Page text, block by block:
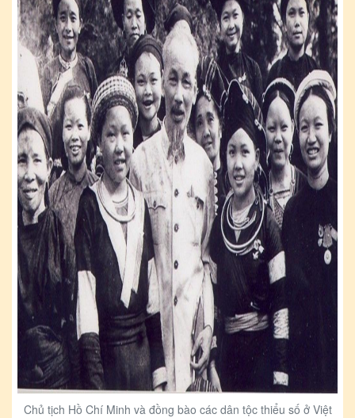
Chủ tịch Hồ Chí Minh và đồng bào các dân tộc thiểu số ở Việt